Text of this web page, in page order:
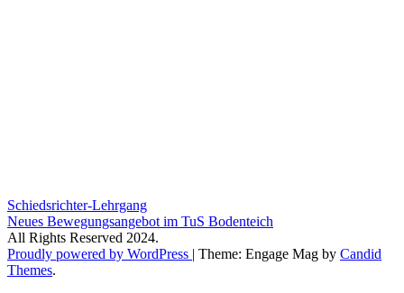
Beitragsnavigation
Schiedsrichter-Lehrgang
Neues Bewegungsangebot im TuS Bodenteich
All Rights Reserved 2024.
Proudly powered by WordPress | Theme: Engage Mag by Candid
Themes.